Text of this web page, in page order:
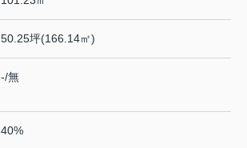
50.25坪(166.14㎡)
-/無
40%